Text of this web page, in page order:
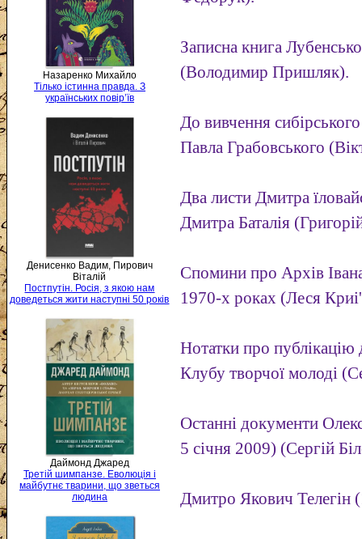
Назаренко Михайло
Тілько істинна правда. З
українських повір’їв
Денисенко Вадим, Пирович
Віталій
Постпутін. Росія, з якою нам
доведеться жити наступні 50 років
Даймонд Джаред
Третій шимпанзе. Еволюція і
майбутнє тварини, що зветься
людина
Записна книга
(Володимир Пришляк).
До вивчення сибірського
Павла Грабовського
Два листи Дмитра
Дмитра Баталія
Спомини про Архів
1970-х роках (Леся
Нотатки про публікацію
Клубу творчої молоді
Останні документи
5 січня 2009) (Сергій
Дмитро Якович Телегін